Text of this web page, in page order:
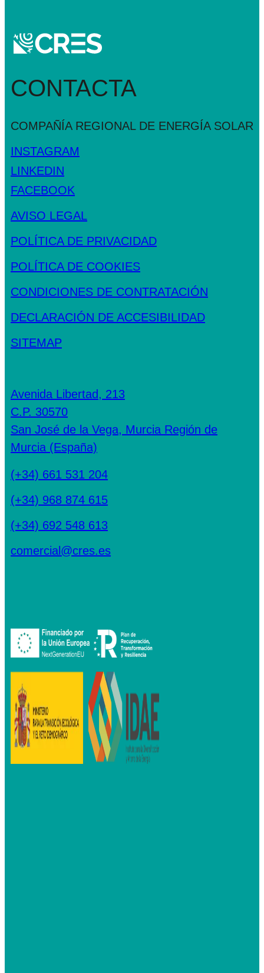
CONTACTA
COMPAÑÍA REGIONAL DE ENERGÍA SOLAR
INSTAGRAM
LINKEDIN
FACEBOOK
AVISO LEGAL
POLÍTICA DE PRIVACIDAD
POLÍTICA DE COOKIES
CONDICIONES DE CONTRATACIÓN
DECLARACIÓN DE ACCESIBILIDAD
SITEMAP
Avenida Libertad, 213
C.P. 30570
San José de la Vega, Murcia Región de
Murcia (España)
(+34) 661 531 204
(+34) 968 874 615
(+34) 692 548 613
comercial@cres.es